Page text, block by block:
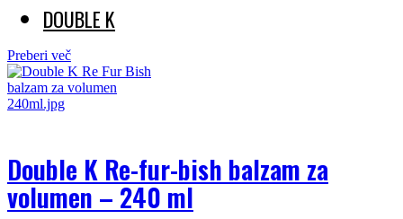
DOUBLE K
Preberi več
Double K Re-fur-bish balzam za
volumen – 240 ml